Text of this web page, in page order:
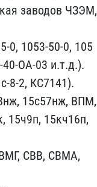
заводов ЧЗЭМ,
0, 1053-50-0, 105​
ОА-03 и.т.д.).
8-2, КС7141).
15с57нж, ВПМ,
1​5ч9п, 15кч16п,
СВВ​, СВМА,